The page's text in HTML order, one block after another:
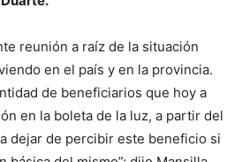
reunión a raíz de la situación
en el país y en la provincia.
de beneficiarios que hoy a
en la boleta de la luz, a partir del
dejar de percibir este beneficio si